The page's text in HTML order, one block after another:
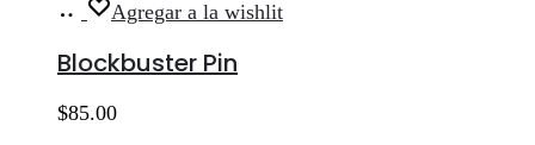
Añadir
carrito
Agregar a la wishlit
Blockbuster Pin
$85.00